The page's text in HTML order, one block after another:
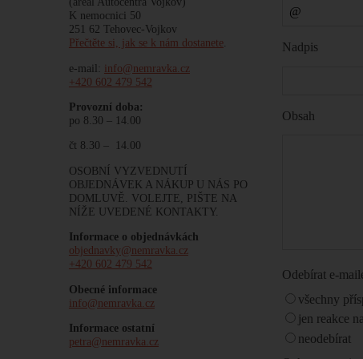
K nemocnici 50
251 62 Tehovec-Vojkov
Přečtěte si, jak se k nám dostanete.
e-mail: info@nemravka.cz
+420 602 479 542
Provozní doba:
po 8.30 – 14.00
čt 8.30 – 14.00
OSOBNÍ VYZVEDNUTÍ
OBJEDNÁVEK A NÁKUP U NÁS PO
DOMLUVĚ. VOLEJTE, PIŠTE NA
NÍŽE UVEDENÉ KONTAKTY.
Informace o objednávkách
objednavky@nemravka.cz
+420 602 479 542
Obecné informace
info@nemravka.cz
Informace ostatní
petra@nemravka.cz
Nadpis
Obsah
Odebírat e-
všechny
jen reakce
neodebírat